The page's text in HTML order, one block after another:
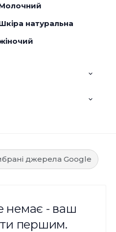
натуральна
джерела Google
немає - ваш
першим.